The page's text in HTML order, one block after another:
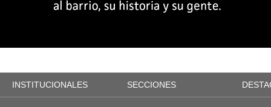
INSTITUCIONALES SECCIONES